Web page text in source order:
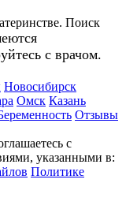
Поиск
с врачом.
Новосибирск
Омск Казань
Отзывы
с
указанными в:
Политике